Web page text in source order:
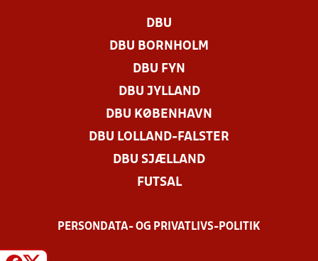
DBU
DBU BORNHOLM
DBU FYN
DBU JYLLAND
DBU KØBENHAVN
DBU LOLLAND-FALSTER
DBU SJÆLLAND
FUTSAL
PERSONDATA- OG PRIVATLIVS-POLITIK